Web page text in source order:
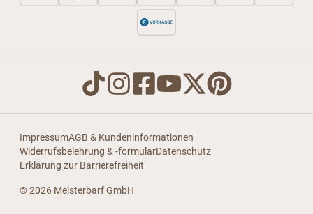
ImpressumAGB & Kundeninformationen
Widerrufsbelehrung & -formularDatenschutz
Erklärung zur Barrierefreiheit
© 2026 Meisterbarf GmbH